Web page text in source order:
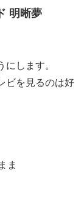
明晰夢
します。
ビを見るのは好
ま